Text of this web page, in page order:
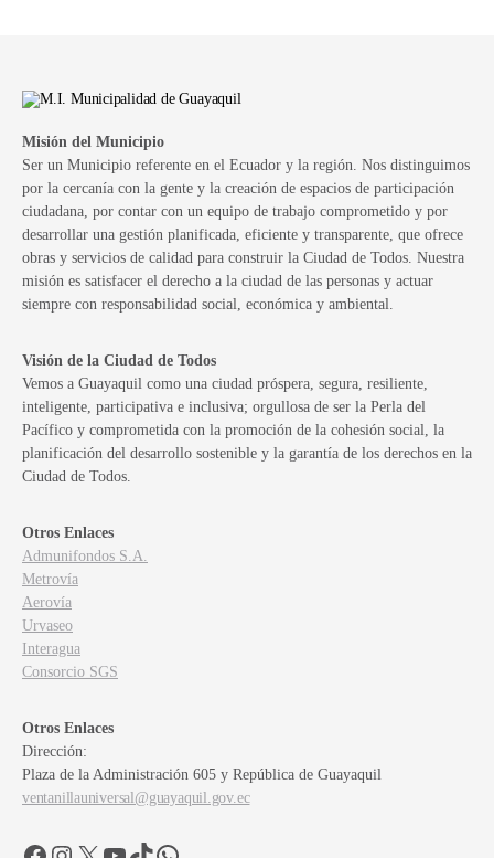
Misión del Municipio
Ser un Municipio referente en el Ecuador y la región. Nos distinguimos
por la cercanía con la gente y la creación de espacios de participación
ciudadana, por contar con un equipo de trabajo comprometido y por
desarrollar una gestión planificada, eficiente y transparente, que ofrece
obras y servicios de calidad para construir la Ciudad de Todos. Nuestra
misión es satisfacer el derecho a la ciudad de las personas y actuar
siempre con responsabilidad social, económica y ambiental.
Visión de la Ciudad de Todos
Vemos a Guayaquil como una ciudad próspera, segura, resiliente,
inteligente, participativa e inclusiva; orgullosa de ser la Perla del
Pacífico y comprometida con la promoción de la cohesión social, la
planificación del desarrollo sostenible y la garantía de los derechos en la
Ciudad de Todos.
Otros Enlaces
Admunifondos S.A.
Metrovía
Aerovía
Urvaseo
Interagua
Consorcio SGS
Otros Enlaces
Dirección:
Plaza de la Administración 605 y República de Guayaquil
ventanillauniversal@guayaquil.gov.ec
FacebookInstagram
X YouTube
TikTokWhatsApp